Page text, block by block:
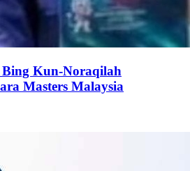
Bing Kun-Noraqilah
Masters Malaysia